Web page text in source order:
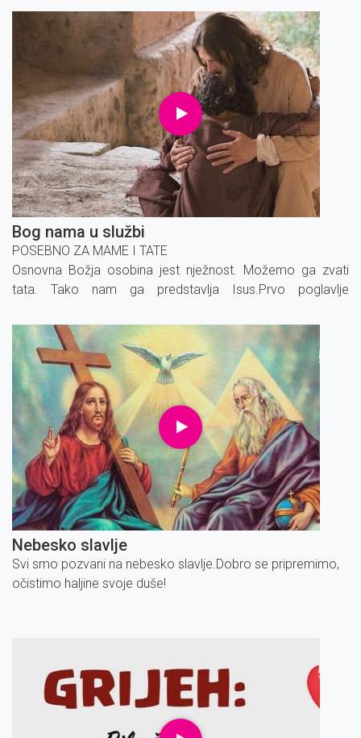
Bog nama u službi
POSEBNO ZA MAME I TATE
Osnovna Božja osobina jest nježnost. Možemo ga zvati
tata. Tako nam ga predstavlja Isus.Prvo poglavlje
Nebesko slavlje
Svi smo pozvani na nebesko slavlje.Dobro se pripremimo,
očistimo haljine svoje duše!